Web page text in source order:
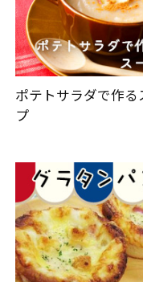
ポテトサラダで作る
プ